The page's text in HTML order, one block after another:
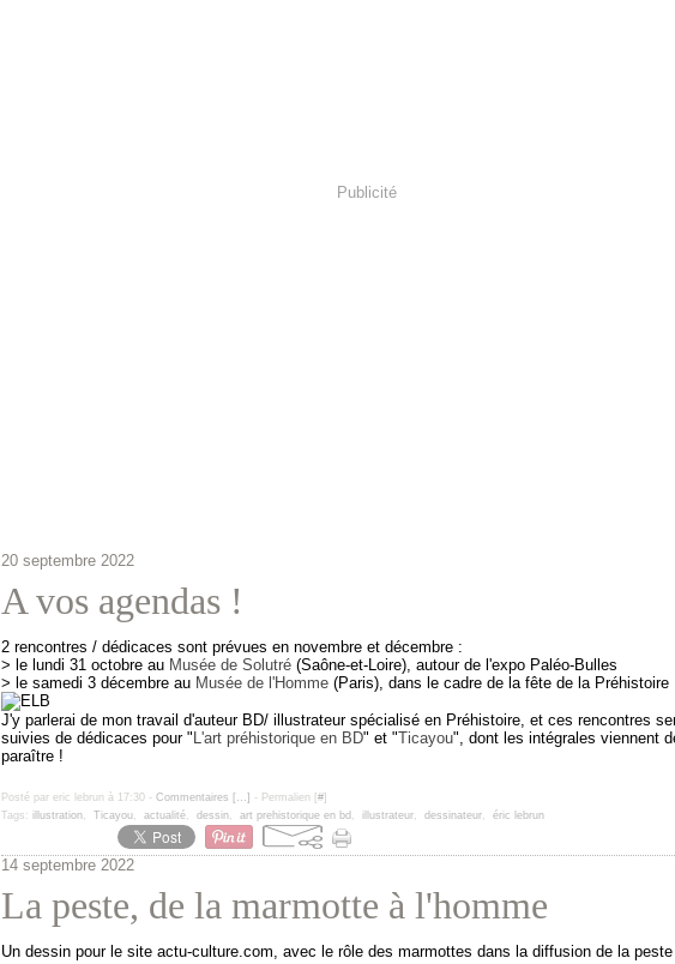
Publicité
20 septembre 2022
A vos agendas !
2 rencontres / dédicaces sont prévues en novembre et décembre :
> le lundi 31 octobre au Musée de Solutré (Saône-et-Loire), autour de l'expo Paléo-Bulles
> le samedi 3 décembre au Musée de l'Homme (Paris), dans le cadre de la fête de la Préhistoire
J'y parlerai de mon travail d'auteur BD/ illustrateur spécialisé en Préhistoire, et ces rencontres
suivies de dédicaces pour " L'art préhistorique en BD" et "Ticayou", dont les intégrales viennent
paraître !
Posté par eric lebrun à 17:30 - Commentaires [ …] - Permalien [ #]
Tags: illustration, Ticayou, actualité, dessin, art prehistorique en bd , illustrateur, dessinateur, éric lebrun
14 septembre 2022
La peste, de la marmotte à l'homme
Un dessin pour le site actu-culture.com, avec le rôle des marmottes dans la diffusion de la peste